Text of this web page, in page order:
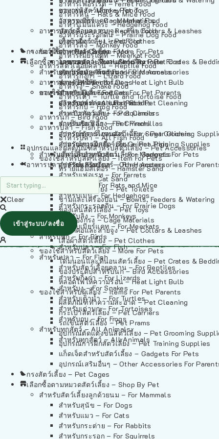
อาหารเฟอร์เร็ต – Ferret Food
อาหารหนู – Rats & Mice Food
อาหารเม่นแคระ – Hedgehog Food
อาหารกระรอกดิน – Prairie Dog Food
อาหารลิง – Monkey Food
อาหารเมียร์แคท – Meerkat Food
อาหารสัตว์เลี้อยคลาน – Reptile Food
อาหารกิ้งก่า – Lizard Food
อาหารงู – Snake Food
อาหารเต่า – Turtle and Tortoise Food
อาหารกบ – Frog Food
อาหารนก – Bird Food
อาหารปลา – Fish Food
อาหารปลา – All Fish Food
อุปกรณและผลิตภัณฑ์สำหรับสัตว์เลี้ยง – Pet Accessories
ของใช้สำหรับสัตว์เลี้ยง – Item For Pets
ทรายแฮมสเตอร์ – Hamster Sand
ทรายแมว – Cat Sand
ห้องน้ำสัตว์เลี้ยง – Pet Toilets
ชามและเครื่องป้อน – Bowls, Feeders & Watering
ของเล่นสัตว์เลี้ยง – Pet Toys
วัสดุรองกรง – Cage Materials
ปลอกคอและสายจูง – Pet Collars & Leashes
เสื้อผ้าสัตว์เลี้ยง – Pet Clothes
ของใช้สำหรับสัตว์เลี้ยง – More For Pets
โดมนอนและที่นอนสัตว์เลี้ยง – Pet Crates &
ของประดับสำหรับนก – Bird Accessories
หลอดไฟให้ความร้อน – Heat Light Bulb
ของใช้สำหรับผู้เลี้ยง – Items For Pet Parents
ผลิตภัณฑ์ทำความสะอาด – Pet Cleaning
กระเป๋าสัตว์เลี้ยง – Pet Carriers
รถเข็นสัตว์เลี้ยง – Pet Prams
อุปกรณ์ตัดแต่งขนสัตว์เลี้ยง – Pet Grooming
อุปกรณ์การฝึกสัตว์เลี้ยง – Pet Training Supplies
แก็ดเจ็ตสำหรับสัตว์เลี้ยง – Gadgets For Pets
อุปกรณ์เสริมอื่นๆ – Other Accessories For
กรงสัตว์เลี้ยง – Pet Cages
เลือกซื้อตามหมวดสัตว์เลี้ยง – Shop By Pet
สำหรับสัตว์เลี้ยงลูกด้วยนม – For Mammals
สำหรับสุนัข – For Dogs
สำหรับแมว – For Cats
สำหรับกระต่าย – For Rabbits
สำหรับกระรอก – For Squirrels
อาหารลิง – Monkey Food
อาหารเมียร์แคท – Meerkat Food
อาหารสัตว์เลี้อยคลาน – Reptile Food
อาหารกิ้งก่า – Lizard Food
อาหารงู – Snake Food
อาหารเต่า – Turtle and Tortoise Food
อาหารกบ – Frog Food
อาหารนก – Bird Food
อาหารปลา – Fish Food
อาหารปลา – All Fish Food
ของเล่นสัตว์เลี้ยง – Pet Toys
วัสดุรองกรง – Cage Materials
ปลอกคอและสายจูง – Pet Collars & Leashes
เสื้อผ้าสัตว์เลี้ยง – Pet Clothes
ของใช้สำหรับสัตว์เลี้ยง – More For Pets
โดมนอนและที่นอนสัตว์เลี้ยง – Pet Crates &
ของประดับสำหรับนก – Bird Accessories
หลอดไฟให้ความร้อน – Heat Light Bulb
ของใช้สำหรับผู้เลี้ยง – Items For Pet Parents
ผลิตภัณฑ์ทำความสะอาด – Pet Cleaning
กระเป๋าสัตว์เลี้ยง – Pet Carriers
รถเข็นสัตว์เลี้ยง – Pet Prams
อุปกรณ์ตัดแต่งขนสัตว์เลี้ยง – Pet Grooming
อุปกรณ์การฝึกสัตว์เลี้ยง – Pet Training Supplies
แก็ดเจ็ตสำหรับสัตว์เลี้ยง – Gadgets For Pets
อุปกรณ์เสริมอื่นๆ – Other Accessories For
กรงสัตว์เลี้ยง – Pet Cages
เลือกซื้อตามหมวดสัตว์เลี้ยง – Shop By Pet
สำหรับสัตว์เลี้ยงลูกด้วยนม – For Mammals
สำหรับสุนัข – For Dogs
สำหรับแมว – For Cats
สำหรับกระต่าย – For Rabbits
สำหรับกระรอก – For Squirrels
สำหรับชินชิล่า – For Chinchillas
สำหรับชูการ์ไกลเดอร์ – For Sugar Gliders
สำหรับหนูแกสบี้ – For Guinea Pigs
สำหรับสัตว์เลี้ยงลูกด้วยนม – For Mammals
สำหรับแฮมสเตอร์ – For Hamsters
สำหรับเฟอเรท – For Ferrets
สำหรับหนู – For Rats and Mice
สำหรับเม่น – For Hedgehogs
สำหรับกระรอกดิน – For Prairie Dogs
สำหรับลิง – For Monkeys
สำหรับเมียร์แคท – For Meerkats
สำหรับนก – For Birds
สำหรับปลา – For Fish
สำหรับปลา – For Fish
สำหรับสัตว์เลื้อยคลาน – For Reptiles
สำหรับกิ้งก่า – For Lizards
สำหรับงู – For Snakes
สำหรับเต่าน้ำ – For Turtles
สำหรับเต่าบก – For Tortoises
สำหรับกบ – For Frogs
สำหรับทุกสัตว์ – All Animals
สำหรับทุกสัตว์ – All Animals
อาหารปลา – Fish Food
Clear
เข้าสู่ระบบ/ลงชื่อ